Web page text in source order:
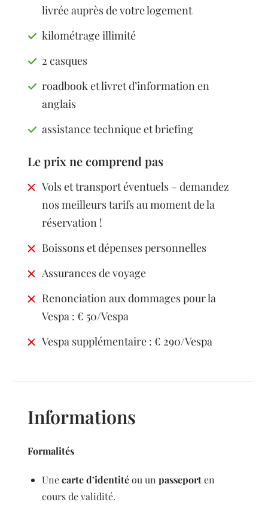
livrée auprès de votre logement
kilométrage illimité
2 casques
roadbook et livret d’information en
anglais
assistance technique et briefing
Le prix ne comprend pas
Vols et transport éventuels – demandez
nos meilleurs tarifs au moment de la
réservation !
Boissons et dépenses personnelles
Assurances de voyage
Renonciation aux dommages pour la
Vespa : € 50/Vespa
Vespa supplémentaire : € 290/Vespa
Informations
Formalités
Unecarte d’identitéou unpasseporten
cours de validité.